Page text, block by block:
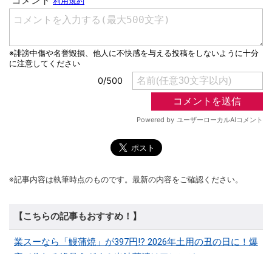
※記事内容は執筆時点のものです。最新の内容をご確認ください。
【こちらの記事もおすすめ！】
業スーなら「鰻蒲焼」が397円!? 2026年土用の丑の日に！爆